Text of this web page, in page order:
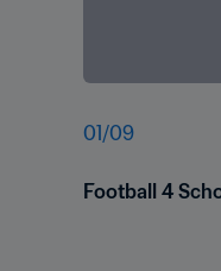
01/09
Football 4